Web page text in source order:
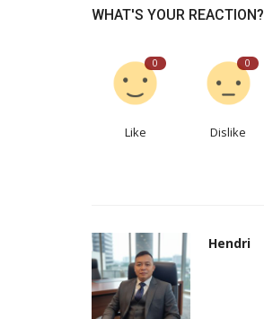
WHAT'S YOUR REACTION?
0
Like
0
Dislike
Hendri